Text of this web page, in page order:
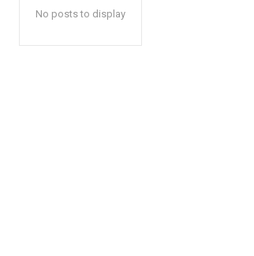
No posts to display